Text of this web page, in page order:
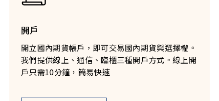
開戶
開立國內期貨帳戶，即可交易國內期貨與選擇權。
我們提供線上、通信、臨櫃三種開戶方式。線上開
戶只需10分鐘，簡易快速